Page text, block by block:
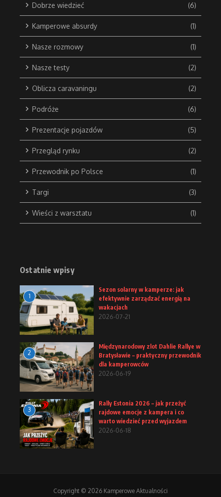
Dobrze wiedzieć (6)
Kamperowe absurdy (1)
Nasze rozmowy (1)
Nasze testy (2)
Oblicza caravaningu (2)
Podróże (6)
Prezentacje pojazdów (5)
Przegląd rynku (2)
Przewodnik po Polsce (1)
Targi (3)
Wieści z warsztatu (1)
Ostatnie wpisy
1
Sezon solarny w kamperze: jak
efektywnie zarządzać energią na
wakacjach
2026-07-21
2
Międzynarodowy zlot Dahlie Rallye w
Bratysławie – praktyczny przewodnik
dla kamperowców
2026-06-19
3
Rally Estonia 2026 – jak przeżyć
rajdowe emocje z kampera i co
warto wiedzieć przed wyjazdem
2026-06-18
Copyright © 2026 Kamperowe Aktualności